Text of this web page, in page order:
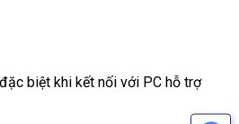
biệt khi kết nối với PC hỗ trợ